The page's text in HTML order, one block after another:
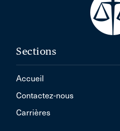
Sections
Accueil
Contactez-nous
Carrières